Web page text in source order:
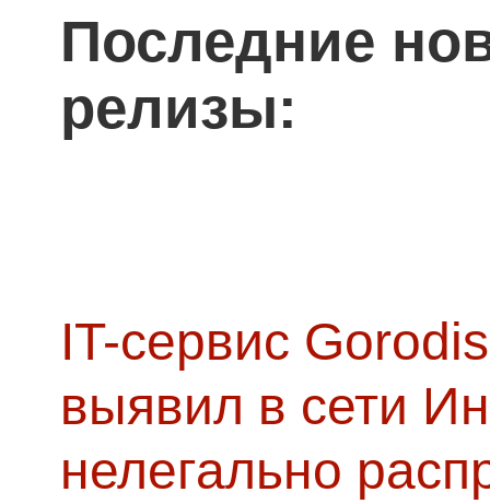
Последние
релизы:
IT-сервис
выявил в сети
нелегально